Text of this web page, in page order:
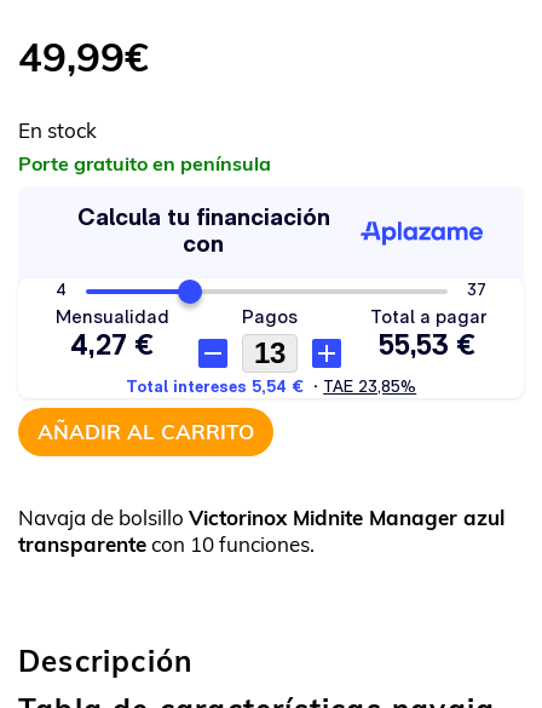
49,99€
En stock
Porte gratuito en península
AÑADIR AL CARRITO
Navaja de bolsillo Victorinox Midnite Manager azul
transparentecon 10 funciones.
Descripción